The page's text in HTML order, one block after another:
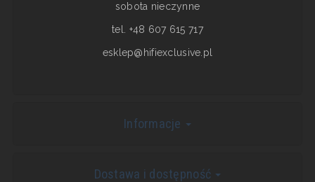
sobota nieczynne
tel. +48 607 615 717
esklep@hifiexclusive.pl
Informacje
Dostawa i dostępność